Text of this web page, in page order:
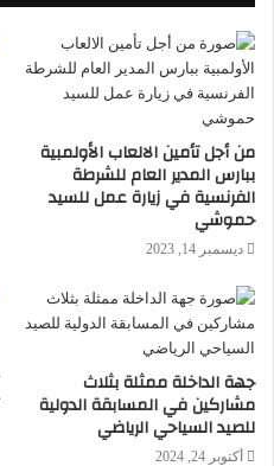
من أجل تأمين الالعاب الأولمبية
ببارس المدير العام للشرطة
الفرنسية في زيارة عمل للسيد
حموشي
ديسمبر 14, 2023
جهة الداخلة ممثلة بثلاث
مشاركين في المسابقة الدولية
للصيد السياحي الرياضي
أكتوبر 24, 2024